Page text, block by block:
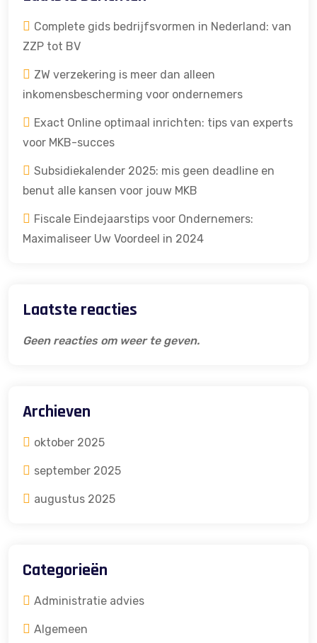
Complete gids bedrijfsvormen in Nederland: van
ZZP tot BV
ZW verzekering is meer dan alleen
inkomensbescherming voor ondernemers
Exact Online optimaal inrichten: tips van experts
voor MKB-succes
Subsidiekalender 2025: mis geen deadline en
benut alle kansen voor jouw MKB
Fiscale Eindejaarstips voor Ondernemers:
Maximaliseer Uw Voordeel in 2024
Laatste reacties
Geen reacties om weer te geven.
Archieven
oktober 2025
september 2025
augustus 2025
Categorieën
Administratie advies
Algemeen